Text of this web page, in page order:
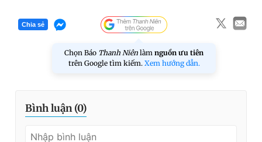
Chia sẻ
Chọn Báo Thanh Niên làm nguồn ưu tiên
trên Google tìm kiếm. Xem hướng dẫn.
Bình luận (0)